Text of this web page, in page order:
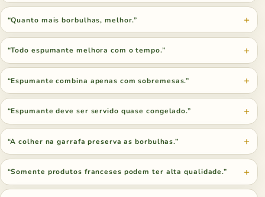
“Quanto mais borbulhas, melhor.”
“Todo espumante melhora com o tempo.”
“Espumante combina apenas com sobremesas.”
“Espumante deve ser servido quase congelado.”
“A colher na garrafa preserva as borbulhas.”
“Somente produtos franceses podem ter alta qualidade.”